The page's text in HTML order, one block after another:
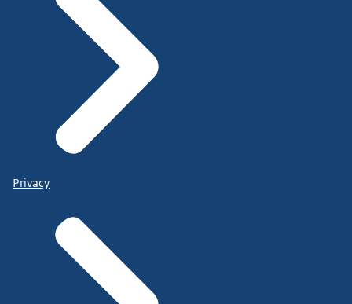
Privacy